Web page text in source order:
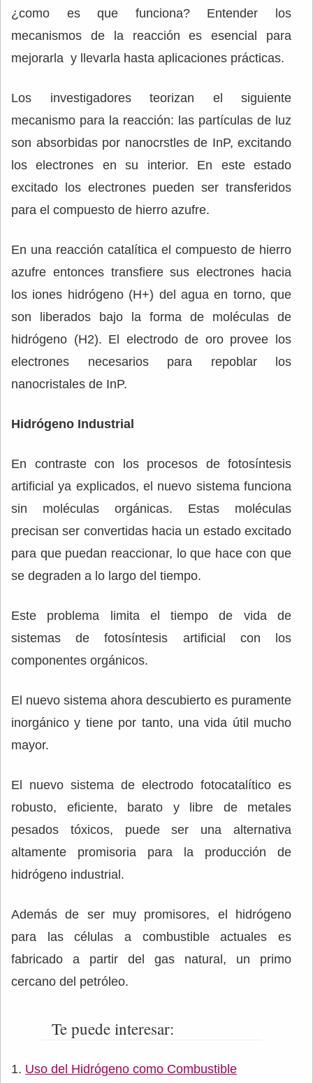
¿como es que funciona? Entender los
mecanismos de la reacción es esencial para
mejorarla y llevarla hasta aplicaciones prácticas.
Los investigadores teorizan el siguiente
mecanismo para la reacción: las partículas de luz
son absorbidas por nanocrstles de InP, excitando
los electrones en su interior. En este estado
excitado los electrones pueden ser transferidos
para el compuesto de hierro azufre.
En una reacción catalítica el compuesto de hierro
azufre entonces transfiere sus electrones hacia
los iones hidrógeno (H+) del agua en torno, que
son liberados bajo la forma de moléculas de
hidrógeno (H2). El electrodo de oro provee los
electrones necesarios para repoblar los
nanocristales de InP.
Hidrógeno Industrial
En contraste con los procesos de fotosíntesis
artificial ya explicados, el nuevo sistema funciona
sin moléculas orgánicas. Estas moléculas
precisan ser convertidas hacia un estado excitado
para que puedan reaccionar, lo que hace con que
se degraden a lo largo del tiempo.
Este problema limita el tiempo de vida de
sistemas de fotosíntesis artificial con los
componentes orgánicos.
El nuevo sistema ahora descubierto es puramente
inorgánico y tiene por tanto, una vida útil mucho
mayor.
El nuevo sistema de electrodo fotocatalítico es
robusto, eficiente, barato y libre de metales
pesados tóxicos, puede ser una alternativa
altamente promisoria para la producción de
hidrógeno industrial.
Además de ser muy promisores, el hidrógeno
para las células a combustible actuales es
fabricado a partir del gas natural, un primo
cercano del petróleo.
Te puede interesar:
Uso del Hidrógeno como Combustible